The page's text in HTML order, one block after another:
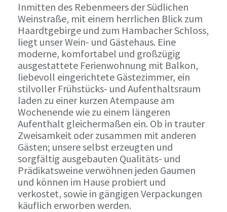
Inmitten des Rebenmeers der Südlichen
Weinstraße, mit einem herrlichen Blick zum
Haardtgebirge und zum Hambacher Schloss,
liegt unser Wein- und Gästehaus. Eine
moderne, komfortabel und großzügig
ausgestattete Ferienwohnung mit Balkon,
liebevoll eingerichtete Gästezimmer, ein
stilvoller Frühstücks- und Aufenthaltsraum
laden zu einer kurzen Atempause am
Wochenende wie zu einem längeren
Aufenthalt gleichermaßen ein. Ob in trauter
Zweisamkeit oder zusammen mit anderen
Gästen; unsere selbst erzeugten und
sorgfältig ausgebauten Qualitäts- und
Prädikatsweine verwöhnen jeden Gaumen
und können im Hause probiert und
verkostet, sowie in gängigen Verpackungen
käuflich erworben werden.